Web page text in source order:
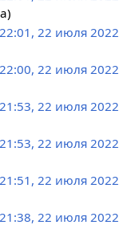
22:01, 22 июля 2022
22:00, 22 июля 2022
21:53, 22 июля 2022
21:53, 22 июля 2022
21:51, 22 июля 2022
21:38, 22 июля 2022